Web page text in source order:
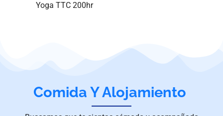
Yoga TTC 200hr
Comida Y Alojamiento ​